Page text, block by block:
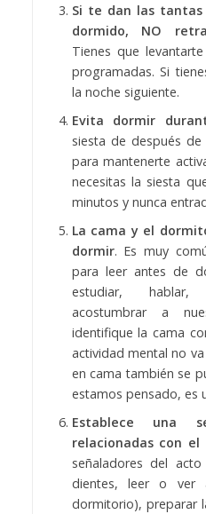
Si te dan las
dormido, NO
Tienes que
programadas. Si
la noche siguiente.
Evita dormir
siesta de después
para mantenerte
necesitas la siesta
minutos y nunca
La cama y el
dormir. Es muy
para leer antes de
estudiar, hablar,
acostumbrar a
identifique la cama
actividad mental no
en cama también se
estamos pensado, es
Establece una
relacionadas con el
señaladores del
dientes, leer o ver
dormitorio), preparar